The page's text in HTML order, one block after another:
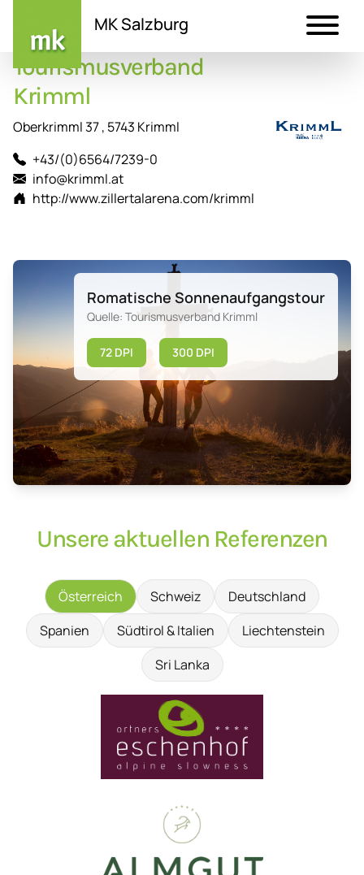
Inhalt
MK Salzburg
Tourismusverband
Krimml
Oberkrimml 37 , 5743 Krimml
+43/(0)6564/7239-0
info@krimml.at
http://www.zillertalarena.com/krimml
Romatische Sonnenaufgangstour
Quelle: Tourismusverband Krimml
72 DPI 300 DPI
Unsere aktuellen Referenzen
Österreich Schweiz
Deutschland
Spanien
Südtirol & Italien
Liechtenstein
Sri Lanka